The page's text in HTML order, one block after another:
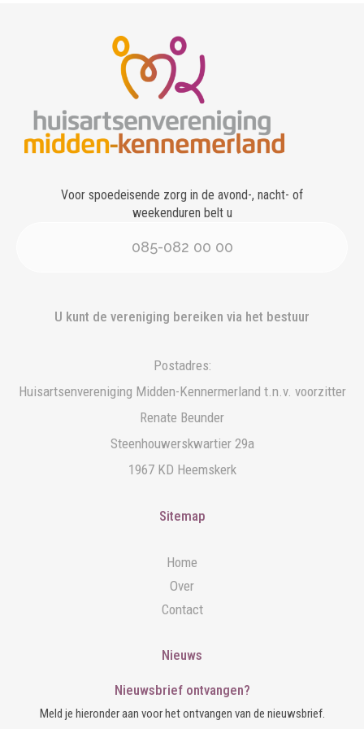
Voor spoedeisende zorg in de avond-, nacht- of
weekenduren belt u
085-082 00 00
U kunt de vereniging bereiken via het bestuur
Postadres:
Huisartsenvereniging Midden-Kennermerland t.n.v. voorzitter
Renate Beunder
Steenhouwerskwartier 29a
1967 KD Heemskerk
Sitemap
Home
Over
Contact
Nieuws
Nieuwsbrief ontvangen?
Meld je hieronder aan voor het ontvangen van de nieuwsbrief.